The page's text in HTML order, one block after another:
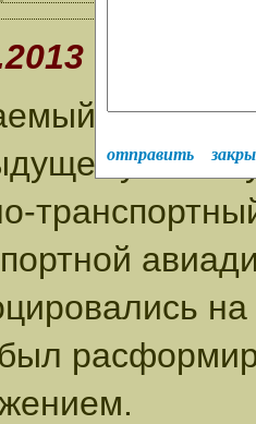
отправить
Сергей!